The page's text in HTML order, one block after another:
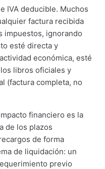
IVA deducible. Muchos
factura recibida
impuestos, ignorando
esté directa y
económica, esté
libros oficiales y
(factura completa, no
financiero es la
de los plazos
de forma
de liquidación: un
previo